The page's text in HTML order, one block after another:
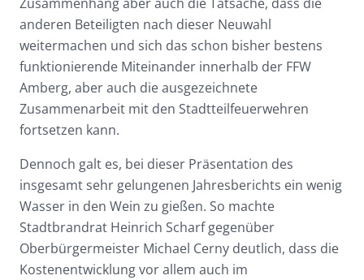
anderen Beteiligten nach dieser Neuwahl
weitermachen und sich das schon bisher bestens
funktionierende Miteinander innerhalb der FFW
Amberg, aber auch die ausgezeichnete
Zusammenarbeit mit den Stadtteilfeuerwehren
fortsetzen kann.
Dennoch galt es, bei dieser Präsentation des
insgesamt sehr gelungenen Jahresberichts ein wenig
Wasser in den Wein zu gießen. So machte
Stadtbrandrat Heinrich Scharf gegenüber
Oberbürgermeister Michael Cerny deutlich, dass die
Kostenentwicklung vor allem auch im